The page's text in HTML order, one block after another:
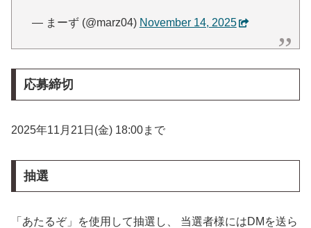
— まーず (@marz04) November 14, 2025
応募締切
2025年11月21日(金) 18:00まで
抽選
「あたるぞ」を使用して抽選し、 当選者様にはDMを送ら